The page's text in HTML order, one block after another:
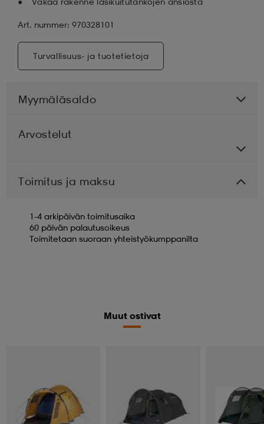
Art. nummer: 970328101
Turvallisuus- ja tuotetietoja
Myymäläsaldo
Arvostelut
Toimitus ja maksu
1-4 arkipäivän toimitusaika
60 päivän palautusoikeus
Toimitetaan suoraan yhteistyökumppanilta
Muut ostivat